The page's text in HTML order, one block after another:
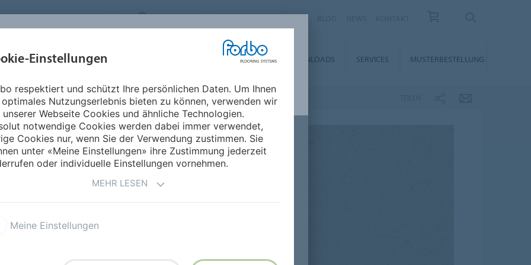
FLOORING SYSTEMS AUSTRIA
EINSATZBEREICHE NACHHALTIGKEIT DOWNLOADS SERVICES MUSTERBESTELLUNG
Decibel
besonders effektiv auf
der EN
diese
Einstellungen
respektiert und schützt Ihre persönlichen Daten. Um Ihnen
Nutzungserlebnis bieten zu können, verwenden wir
unserer Webseite Cookies und ähnliche Technologien.
notwendige Cookies werden dabei immer verwendet,
Cookies nur, wenn Sie der Verwendung zustimmen. Sie
unter «Meine Einstellungen» ihre Zustimmung jederzeit
oder individuelle Einstellungen vornehmen.
MEHR LESEN
Meine Einstellungen